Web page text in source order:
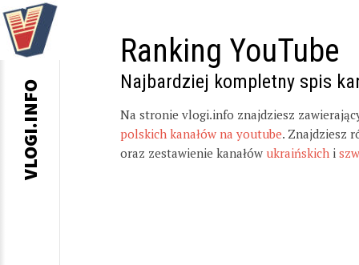
Ranking YouTube
Najbardziej kompletny spis
Na stronie vlogi.info znajdziesz
polskich kanałów na youtube. Znajdziesz
oraz zestawienie kanałów ukraińskich i
VLOGI.INFO